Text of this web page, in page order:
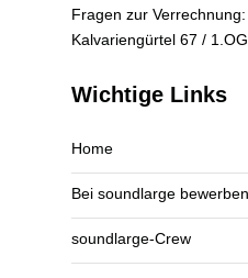
Fragen zur Verrechnung:
Kalvariengürtel 67 /
Wichtige Links
Home
Bei soundlarge bewerben
soundlarge-Crew